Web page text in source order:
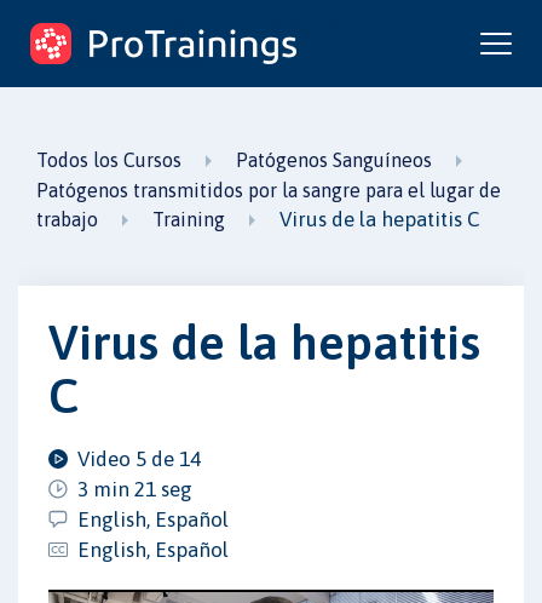
ProTrainings.com
un curso de ProTrainings
Todos los Cursos
Patógenos Sanguíneos
Patógenos transmitidos por la sangre para el lugar de
trabajo
Training Virus de la hepatitis C
Virus de la hepatitis
C
Video 5 de 14
3 min 21 seg
English, Español
English, Español